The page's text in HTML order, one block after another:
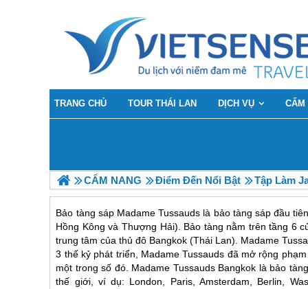
TRANG CHỦ TOUR THÁI LAN DỊCH VỤ CẨM
CẨM NANG Điểm Đến Nổi Bật Tập Làm
Bảo tàng sáp Madame Tussauds là bảo tàng sáp đầu
Hồng Kông và Thượng Hải). Bảo tàng nằm trên tầng 6
trung tâm của thủ đô Bangkok (Thái Lan). Madame
3 thế kỷ phát triển, Madame Tussauds đã mở rộng
một trong số đó. Madame Tussauds Bangkok là bảo
thế giới, ví dụ: London, Paris, Amsterdam, Berlin,